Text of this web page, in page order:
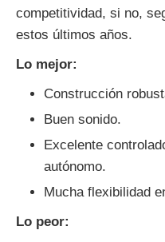
competitividad, si no,
estos últimos años.
Lo mejor:
Construcción
Buen sonido.
Excelente
autónomo.
Mucha flexibilidad
Lo peor: